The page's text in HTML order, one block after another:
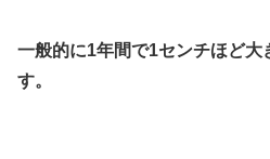
一般的に1年間で1センチほど大
す。